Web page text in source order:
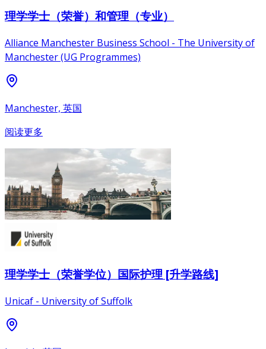
理学学士（荣誉）和管理（专业）
Alliance Manchester Business School - The University of
Manchester (UG Programmes)
Manchester, 英国
阅读更多
理学学士（荣誉学位）国际护理 [升学路线]
Unicaf - University of Suffolk